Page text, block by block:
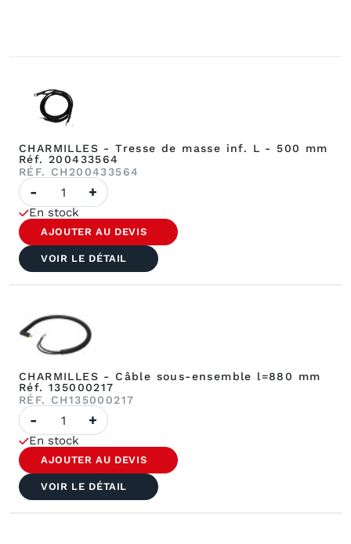
CHARMILLES - Tresse de masse inf. L - 500 mm
Réf. 200433564
RÉF. CH200433564
quantité
de
CHARMILLES
-
Tresse
de
masse
inf.
L
mm
Réf.
200433564
- +
En stock
AJOUTER AU DEVIS
VOIR LE DÉTAIL
CHARMILLES - Câble sous-ensemble l=880 mm
Réf. 135000217
RÉF. CH135000217
quantité
de
CHARMILLES
-
Câble
sous-
ensemble
l=880
mm
- +
En stock
AJOUTER AU DEVIS
VOIR LE DÉTAIL